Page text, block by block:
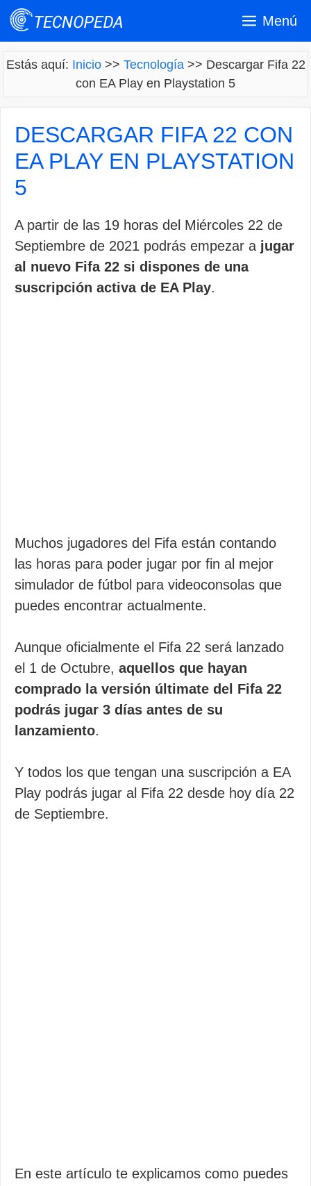
Saltar
Menú
Estás aquí: Inicio>> Tecnología>> Descargar Fifa 22
con EA Play en Playstation 5
DESCARGAR FIFA 22 CON
EA PLAY EN PLAYSTATION
5
A partir de las 19 horas del Miércoles 22 de
Septiembre de 2021 podrás empezar a jugar
al nuevo Fifa 22 si dispones de una
suscripción activa de EA Play.
Muchos jugadores del Fifa están contando
las horas para poder jugar por fin al mejor
simulador de fútbol para videoconsolas que
puedes encontrar actualmente.
Aunque oficialmente el Fifa 22 será lanzado
el 1 de Octubre, aquellos que hayan
comprado la versión últimate del Fifa 22
podrás jugar 3 días antes de su
lanzamiento.
Y todos los que tengan una suscripción a EA
Play podrás jugar al Fifa 22 desde hoy día 22
de Septiembre.
En este artículo te explicamos como puedes